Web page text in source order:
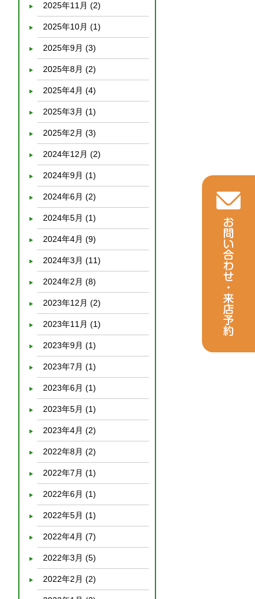
2025年11月 (2)
2025年10月 (1)
2025年9月 (3)
2025年8月 (2)
2025年4月 (4)
2025年3月 (1)
2025年2月 (3)
2024年12月 (2)
2024年9月 (1)
2024年6月 (2)
2024年5月 (1)
2024年4月 (9)
2024年3月 (11)
2024年2月 (8)
2023年12月 (2)
2023年11月 (1)
2023年9月 (1)
2023年7月 (1)
2023年6月 (1)
2023年5月 (1)
2023年4月 (2)
2022年8月 (2)
2022年7月 (1)
2022年6月 (1)
2022年5月 (1)
2022年4月 (7)
2022年3月 (5)
2022年2月 (2)